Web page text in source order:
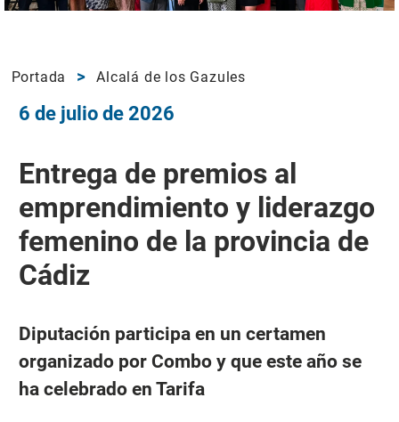
Portada Alcalá de los Gazules
6 de julio de 2026
Entrega de premios al
emprendimiento y liderazgo
femenino de la provincia de
Cádiz
Diputación participa en un certamen
organizado por Combo y que este año se
ha celebrado en Tarifa